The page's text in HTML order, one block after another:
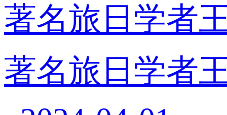
著名旅日学者
著名旅日学者